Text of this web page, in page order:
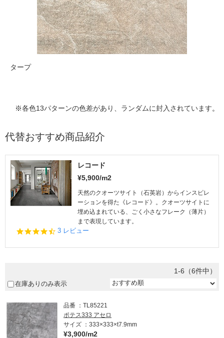
タープ
※各色13パターンの色差があり、ランダムに封入されています。
代替おすすめ商品紹介
レコード
¥5,900/m2
天然のクオーツサイト（石英岩）からインスピレ
ーションを得た《レコード》。クオーツサイトに
埋め込まれている、ごく小さなフレーク（薄片）
まで表現しています。
4.
s
r
a
n
g
3 レビュー
1-6（6件中）
在庫ありのみ表示
品番
TL85221
ポテス333 アセロ
サイズ
333×333×t7.9mm
¥3,900/m2